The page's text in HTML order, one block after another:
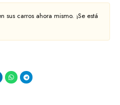
sus carros ahora mismo. ¡Se está